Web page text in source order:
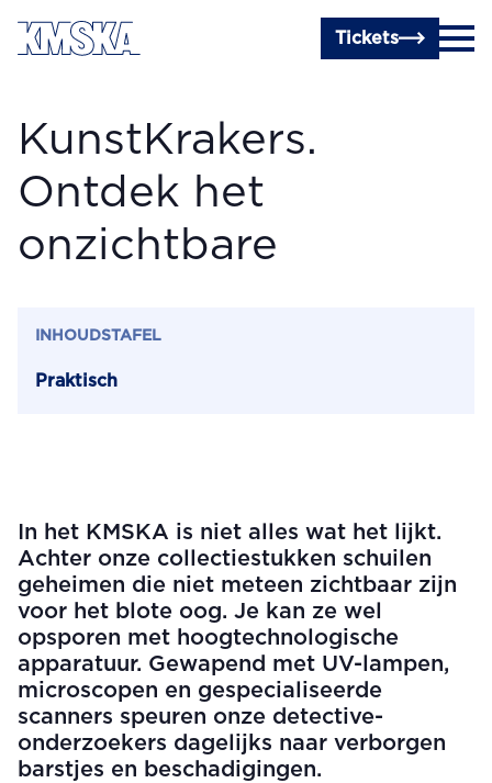
Ga naar hoofdinhoud
Tickets
KunstKrakers.
Ontdek het
onzichtbare
INHOUDSTAFEL
Praktisch
In het KMSKA is niet alles wat het lijkt.
Achter onze collectiestukken schuilen
geheimen die niet meteen zichtbaar zijn
voor het blote oog. Je kan ze wel
opsporen met hoogtechnologische
apparatuur. Gewapend met UV-lampen,
microscopen en gespecialiseerde
scanners speuren onze detective-
onderzoekers dagelijks naar verborgen
barstjes en beschadigingen.